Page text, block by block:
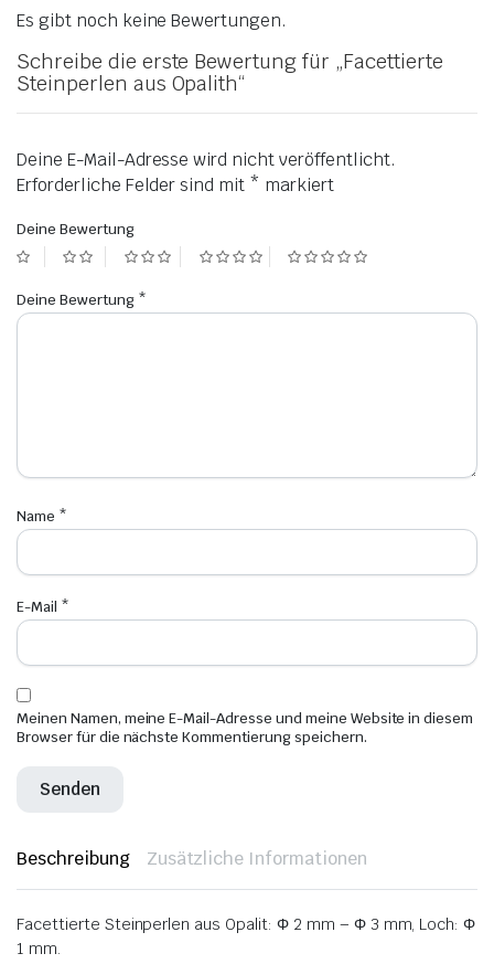
Es gibt noch keine Bewertungen.
Schreibe die erste Bewertung für „Facettierte
Steinperlen aus Opalith“
Deine E-Mail-Adresse wird nicht veröffentlicht.
Erforderliche Felder sind mit * markiert
Deine Bewertung
Deine Bewertung *
Name *
E-Mail *
Meinen Namen, meine E-Mail-Adresse und meine Website in diesem
Browser für die nächste Kommentierung speichern.
Beschreibung Zusätzliche Informationen
Facettierte Steinperlen aus Opalit: Φ 2 mm – Φ 3 mm, Loch: Φ
1 mm.